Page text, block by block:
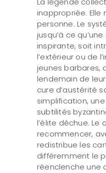
inappropriée. Elle
personne. Le
jusqu’à ce
inspirante, soit
l’extérieur ou de
jeunes barbares,
lendemain de
cure d’austérité
simplification,
subtilités
l’élite déchue. Le
recommencer,
redistribue les
différemment le
réenclenche une